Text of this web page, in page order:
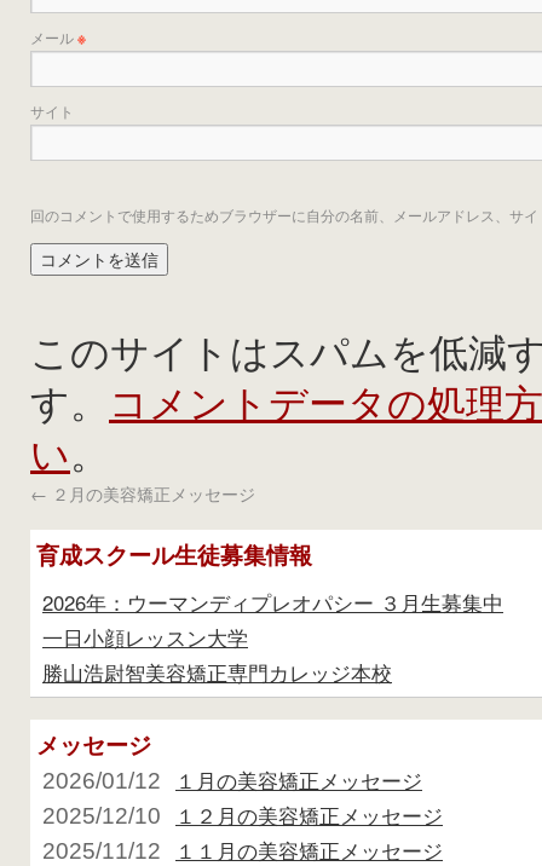
メール※
サイト
回のコメントで使用するためブラウザーに自分の名前、メールアドレス、サ
このサイトはスパムを低減
す。
コメントデータの処理
い。
← ２月の美容矯正メッセージ
育成スクール生徒募集情報
2026年：ウーマンディプレオパシー ３月生募集中
一日小顔レッスン大学
勝山浩尉智美容矯正専門カレッジ本校
メッセージ
2026/01/12 １月の美容矯正メッセージ
2025/12/10 １２月の美容矯正メッセージ
2025/11/12 １１月の美容矯正メッセージ